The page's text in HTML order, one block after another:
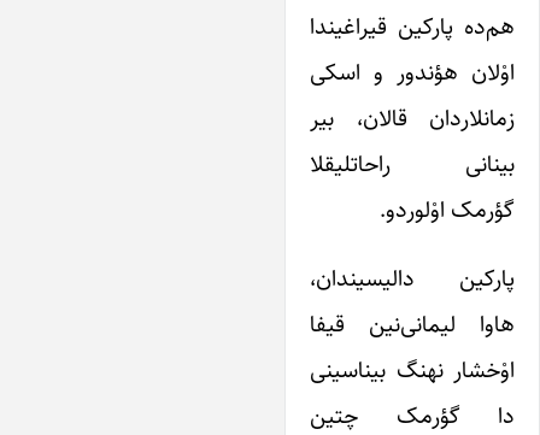
هم‌ده پارکین قیراغیندا
اوْلان هؤندور و اسکی
زمانلاردان قالان، بیر
بینانی راحاتلیقلا
گؤرمک اوْلوردو.
پارکین دالیسیندان،
هاوا لیمانی‌نین قیفا
اوْخشار نهنگ بیناسینی
دا گؤرمک چتین